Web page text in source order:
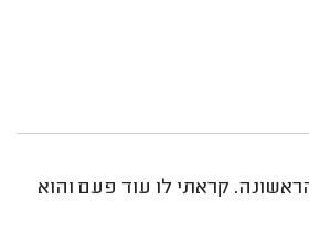
קראתי לו עוד פעם והוא